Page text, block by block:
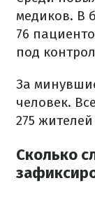
медиков. В
76
под
За
человек.
275
Сколько